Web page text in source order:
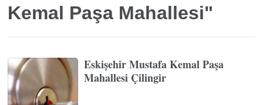
Kemal Paşa Mahallesi"
Eskişehir Mustafa Kemal Paşa
Mahallesi Çilingir